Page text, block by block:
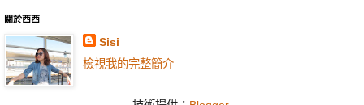
關於西西
Sisi
檢視我的完整簡介